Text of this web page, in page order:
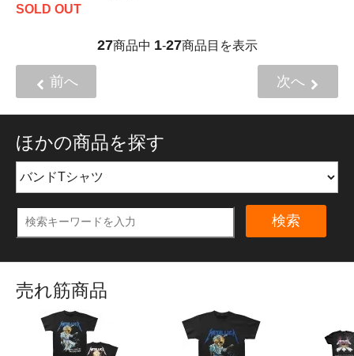
SOLD OUT
27商品中 1-27商品目を表示
前へ 次へ
ほかの商品を探す
検索
売れ筋商品